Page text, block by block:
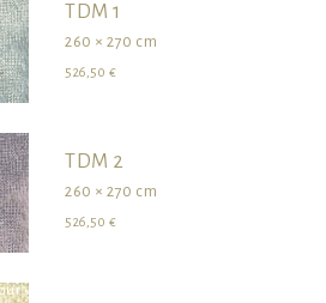
visualiser le produit dans son ensemble
TDM 1
260 × 270 cm
526,50 €
TDM 2
260 × 270 cm
526,50 €